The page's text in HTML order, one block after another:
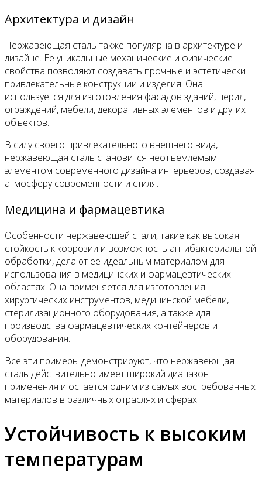
Архитектура и дизайн
Нержавеющая сталь также популярна в архитектуре и
дизайне. Ее уникальные механические и физические
свойства позволяют создавать прочные и эстетически
привлекательные конструкции и изделия. Она
используется для изготовления фасадов зданий, перил,
ограждений, мебели, декоративных элементов и других
объектов.
В силу своего привлекательного внешнего вида,
нержавеющая сталь становится неотъемлемым
элементом современного дизайна интерьеров, создавая
атмосферу современности и стиля.
Медицина и фармацевтика
Особенности нержавеющей стали, такие как высокая
стойкость к коррозии и возможность антибактериальной
обработки, делают ее идеальным материалом для
использования в медицинских и фармацевтических
областях. Она применяется для изготовления
хирургических инструментов, медицинской мебели,
стерилизационного оборудования, а также для
производства фармацевтических контейнеров и
оборудования.
Все эти примеры демонстрируют, что нержавеющая
сталь действительно имеет широкий диапазон
применения и остается одним из самых востребованных
материалов в различных отраслях и сферах.
Устойчивость к высоким
температурам